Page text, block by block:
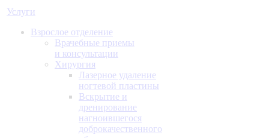
Услуги
Взрослое отделение
Врачебные приемы
и консультации
Хирургия
Лазерное удаление
ногтевой пластины
Вскрытие и
дренирование
нагноившегося
доброкачественного